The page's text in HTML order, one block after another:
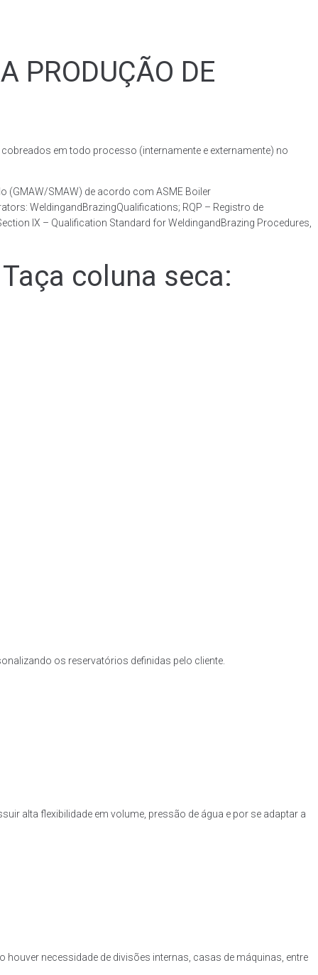
PRODUÇÃO DE
em todo processo (internamente e externamente) no
(GMAW/SMAW) de acordo com ASME Boiler
WeldingandBrazingQualifications; RQP – Registro de
IX – Qualification Standard for WeldingandBrazing Procedures,
coluna seca:
os reservatórios definidas pelo cliente.
alta flexibilidade em volume, pressão de água e por se adaptar a
necessidade de divisões internas, casas de máquinas, entre